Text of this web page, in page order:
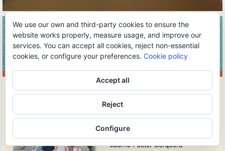
We use our own and third-party cookies to ensure the
website works properly, measure usage, and improve our
services. You can accept all cookies, reject non-essential
cookies, or configure your preferences. Cookie policy
Accept all
Reject
Configure